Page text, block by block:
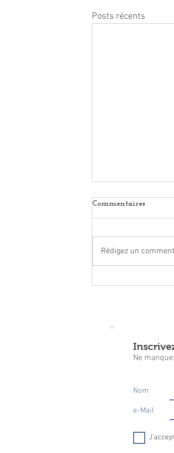
Posts récents
Concert du
Commentaires
Rédigez un
Ne
Nom
e-Mail